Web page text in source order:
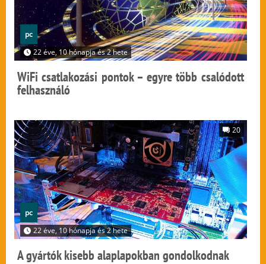
pc
22 éve, 10 hónapja és 2 hete
WiFi csatlakozási pontok – egyre több csalódott
felhasználó
20
pc
22 éve, 10 hónapja és 2 hete
A gyártók kisebb alaplapokban gondolkodnak